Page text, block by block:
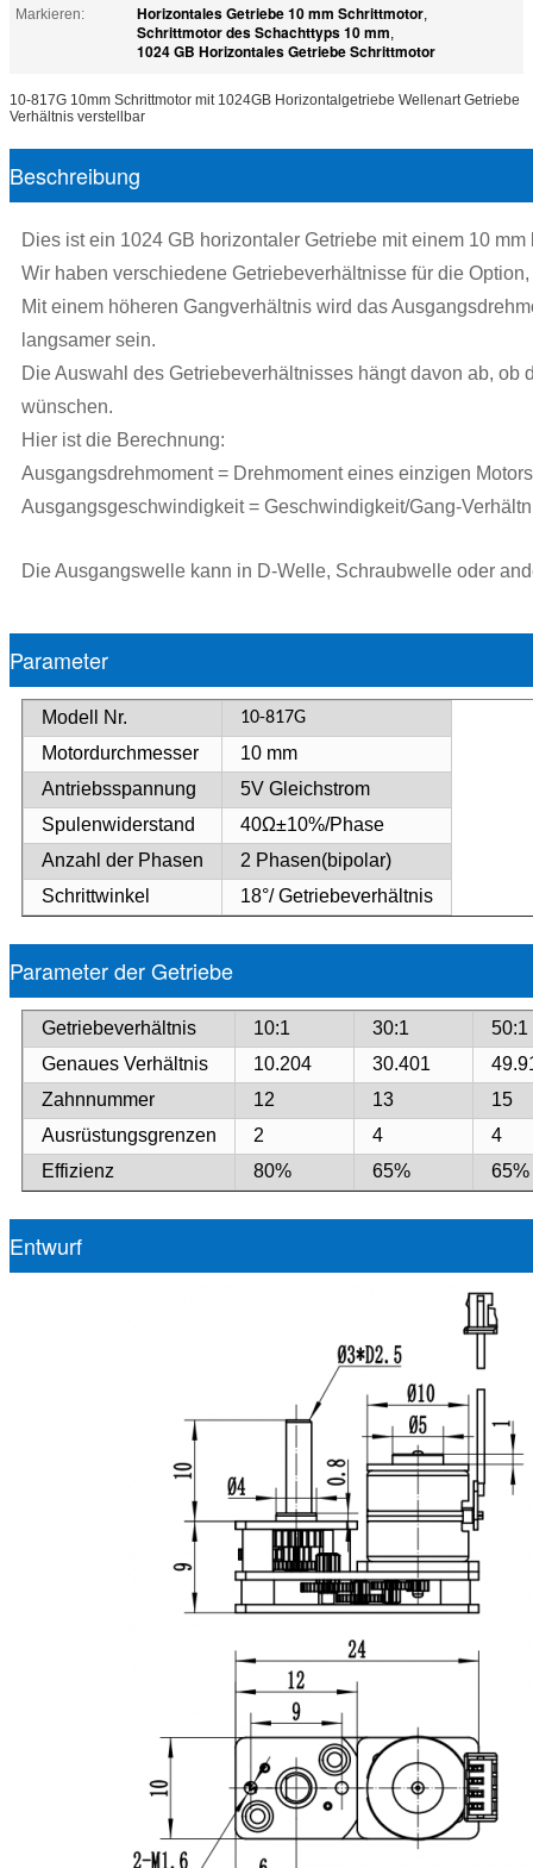
Markieren:
Horizontales Getriebe 10 mm Schrittmotor,
Schrittmotor des Schachttyps 10 mm,
1024 GB Horizontales Getriebe Schrittmotor
10-817G 10mm Schrittmotor mit 1024GB Horizontalgetriebe Wellenart Getriebe
Verhältnis verstellbar
Beschreibung
Dies ist ein 1024 GB horizontaler Getriebe mit einem 10 mm
Wir haben verschiedene Getriebeverhältnisse für die
Mit einem höheren Gangverhältnis wird das
langsamer sein.
Die Auswahl des Getriebeverhältnisses hängt davon ab,
wünschen.
Hier ist die Berechnung:
Ausgangsdrehmoment = Drehmoment eines einzigen
Ausgangsgeschwindigkeit = Geschwindigkeit/Gang-
Die Ausgangswelle kann in D-Welle, Schraubwelle oder
Parameter
Modell Nr. 10-817G
Motordurchmesser
10 mm
Antriebsspannung
5V Gleichstrom
Spulenwiderstand
40Ω±10%/Phase
Anzahl der Phasen
2 Phasen(bipolar)
Schrittwinkel
18°/ Getriebeverhältnis
Parameter der Getriebe
Getriebeverhältnis 10:1 30:1
50:1
Genaues Verhältnis
10.204 30.401
Zahnnummer
12 13
15
Ausrüstungsgrenzen
2 4
4
Effizienz
80% 65% 65%
Entwurf